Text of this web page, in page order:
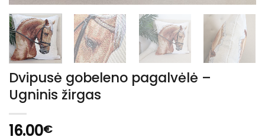
Dvipusė gobeleno pagalvėlė –
Ugninis žirgas
16.00€